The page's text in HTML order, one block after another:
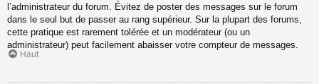
l’administrateur du forum. Évitez de poster des messages sur le forum
dans le seul but de passer au rang supérieur. Sur la plupart des forums,
cette pratique est rarement tolérée et un modérateur (ou un
administrateur) peut facilement abaisser votre compteur de messages.
Haut